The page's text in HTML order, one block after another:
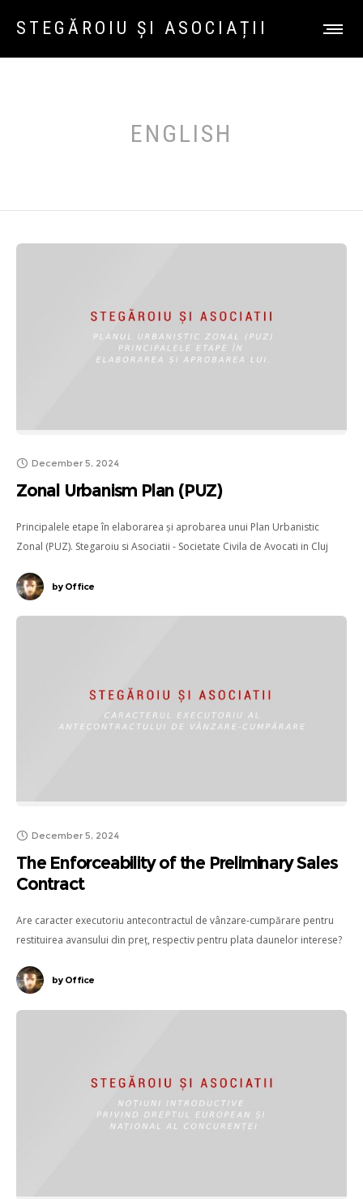
STEGĂROIU ȘI ASOCIAȚII
ENGLISH
December 5, 2024
Zonal Urbanism Plan (PUZ)
Principalele etape în elaborarea și aprobarea unui Plan Urbanistic
Zonal (PUZ). Stegaroiu si Asociatii - Societate Civila de Avocati in Cluj
byOffice
December 5, 2024
The Enforceability of the Preliminary Sales
Contract
Are caracter executoriu antecontractul de vânzare-cumpărare pentru
restituirea avansului din preț, respectiv pentru plata daunelor interese?
byOffice